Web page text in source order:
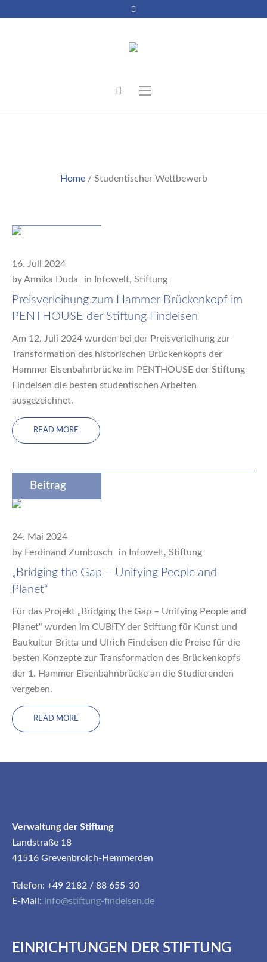
Home / Studentischer Wettbewerb
16. Juli 2024
byAnnika Duda in Infowelt, Stiftung
Preisverleihung zum Hammer Brückenkopf im
PENTHOUSE der Stiftung Findeisen
Am 12. Juli 2024 wurden bei der Preisverleihung zur
Transformation des historischen Brückenkopfs der
Hammer Eisenbahnbrücke im PENTHOUSE der Stiftung
Findeisen die besten studentischen Arbeiten
ausgezeichnet.
READ MORE
Beitrag
24. Mai 2024
by Ferdinand Zumbusch in Infowelt, Stiftung
„Bridging the Gap – Unifying People and
Planet“
Für das Projekt „Bridging the Gap – Unifying People and
Planet“ wurden im CUBITY der Stiftung für Kunst und
Baukultur Britta und Ulrich Findeisen die Preise für die
besten Konzepte zur Transformation des Brückenkopfs
der 1. Hammer Eisenbahnbrücke an die Studierenden
vergeben.
READ MORE
Verwaltung der Stiftung
Landstraße 18
41516 Grevenbroich-Hemmerden
Telefon: +49 2182 / 88 655-30
E-Mail: info@stiftung-findeisen.de
EINRICHTUNGEN DER STIFTUNG